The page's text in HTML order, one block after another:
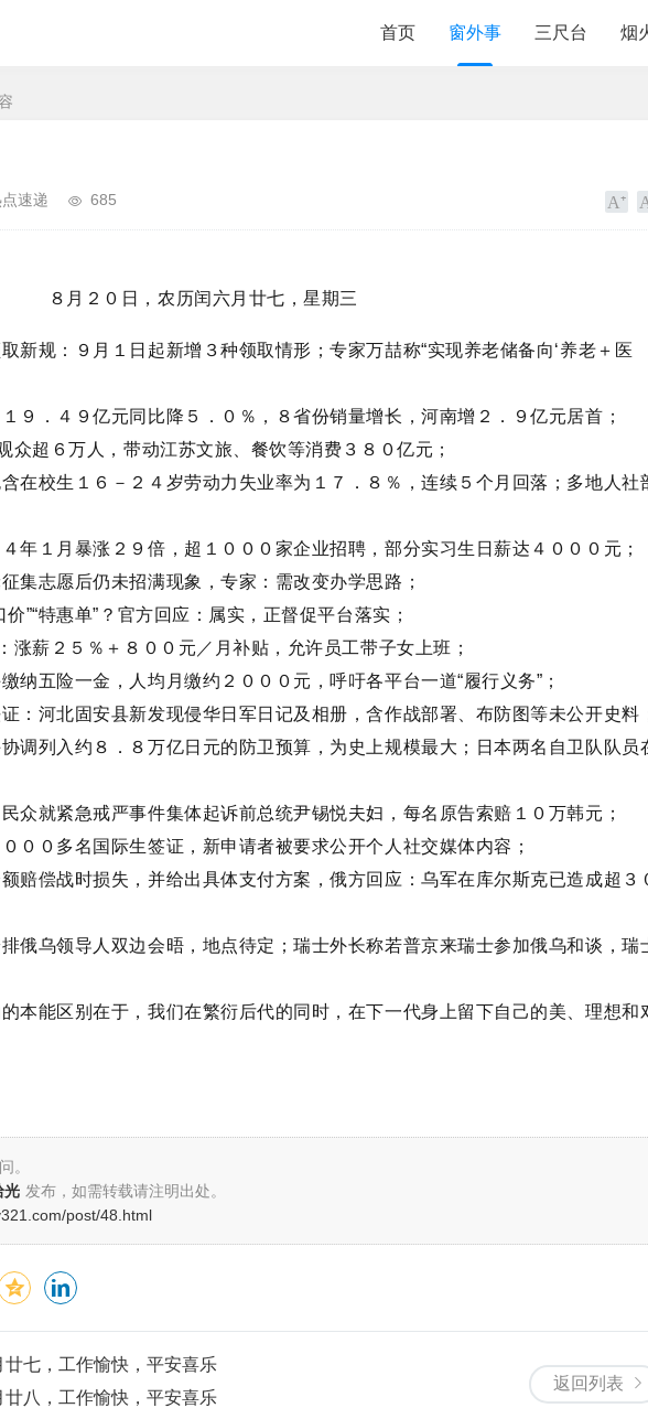
首页 窗外事 三尺台 烟
速递 685
８月２０日，农历闰六月廿七，星期三
新规：９月１日起新增３种领取情形；专家万喆称“实现养老储备向‘养老＋医
９．４９亿元同比降５．０％，８省份销量增长，河南增２．９亿元居首；
众超６万人，带动江苏文旅、餐饮等消费３８０亿元；
在校生１６－２４岁劳动力失业率为１７．８％，连续５个月回落；多地人社
年１月暴涨２９倍，超１０００家企业招聘，部分实习生日薪达４０００元；
集志愿后仍未招满现象，专家：需改变办学思路；
”“特惠单”？官方回应：属实，正督促平台落实；
涨薪２５％＋８００元／月补贴，允许员工带子女上班；
纳五险一金，人均月缴约２０００元，呼吁各平台一道“履行义务”；
：河北固安县新发现侵华日军日记及相册，含作战部署、布防图等未公开史料
调列入约８．８万亿日元的防卫预算，为史上规模最大；日本两名自卫队队员
众就紧急戒严事件集体起诉前总统尹锡悦夫妇，每名原告索赔１０万韩元；
００多名国际生签证，新申请者被要求公开个人社交媒体内容；
赔偿战时损失，并给出具体支付方案，俄方回应：乌军在库尔斯克已造成超３
俄乌领导人双边会晤，地点待定；瑞士外长称若普京来瑞士参加俄乌和谈，瑞
本能区别在于，我们在繁衍后代的同时，在下一代身上留下自己的美、理想和
。
光 发布，如需转载请注明出处。
post/48.html
返回列表
七，工作愉快，平安喜乐
八，工作愉快，平安喜乐